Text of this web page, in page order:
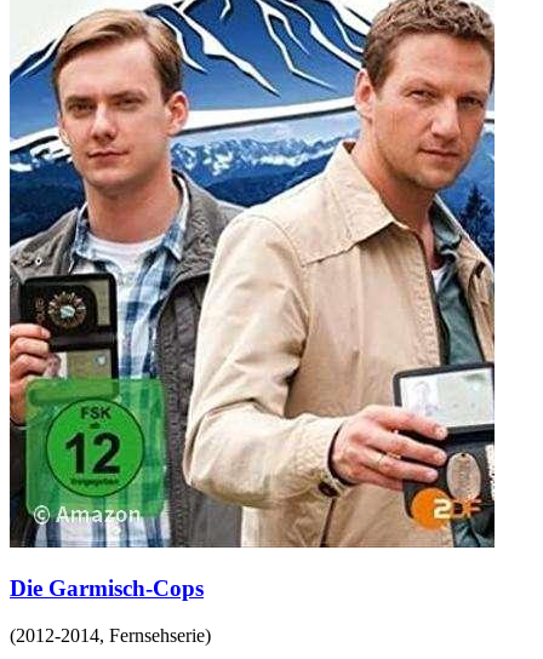
Die Garmisch-Cops
(2012-2014, Fernsehserie)